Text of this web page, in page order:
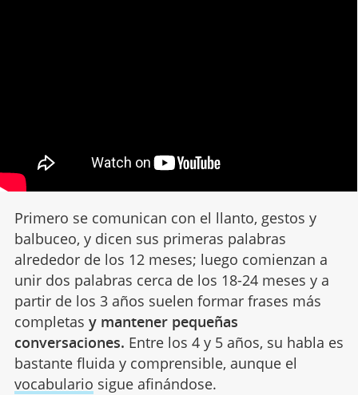
Primero se comunican con el llanto, gestos y
balbuceo, y dicen sus primeras palabras
alrededor de los 12 meses; luego comienzan a
unir dos palabras cerca de los 18-24 meses y a
partir de los 3 años suelen formar frases más
completas y mantener pequeñas
conversaciones. Entre los 4 y 5 años, su habla es
bastante fluida y comprensible, aunque el
vocabulario sigue afinándose.